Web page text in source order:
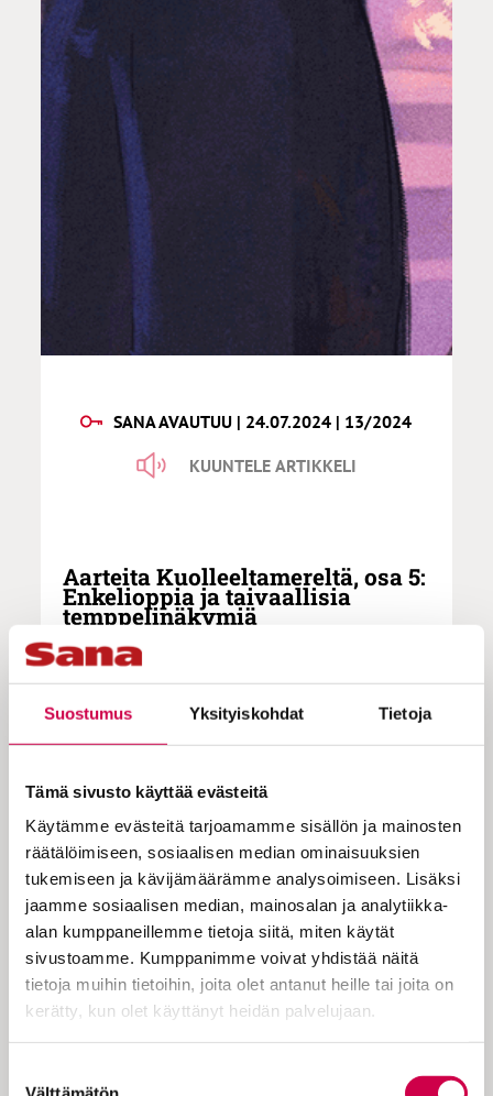
Suostumus Yksityiskohdat Tietoja
Tämä sivusto käyttää evästeitä
Käytämme evästeitä tarjoamamme sisällön ja mainosten
räätälöimiseen, sosiaalisen median ominaisuuksien
tukemiseen ja kävijämäärämme analysoimiseen. Lisäksi
jaamme sosiaalisen median, mainosalan ja analytiikka-
alan kumppaneillemme tietoja siitä, miten käytät
sivustoamme. Kumppanimme voivat yhdistää näitä
tietoja muihin tietoihin, joita olet antanut heille tai joita on
kerätty, kun olet käyttänyt heidän palvelujaan.
SANA AVAUTUU | 24.07.2024 | 13/2024
KUUNTELE ARTIKKELI
Aarteita Kuolleeltamereltä, osa 5:
Enkelioppia ja taivaallisia
temppelinäkymiä
Niin Qumranin liikkeen jäsenet kuin
varhaiset kristityt uskoivat elävästi
enkeleiden läsnäoloon. Enkelit olivat
läsnä seurakunnan kokoontumisissa,
joissa rukoiltiin yhdessä taivaallisten
olentojen kanssa. Mistä ajatus
enkeleistä saa alkunsa?
Raamatun lehdillä esiintyvät viestinviejät
(heprean mal’ak) saattoivat olla inhimillisiä
käännetäänkin joskus viestinviejäksi ja